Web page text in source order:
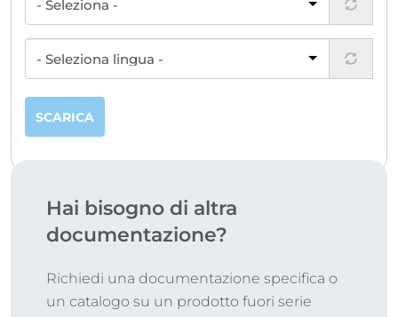
SCARICA
Hai bisogno di altra
documentazione?
Richiedi una documentazione specifica o
un catalogo su un prodotto fuori serie